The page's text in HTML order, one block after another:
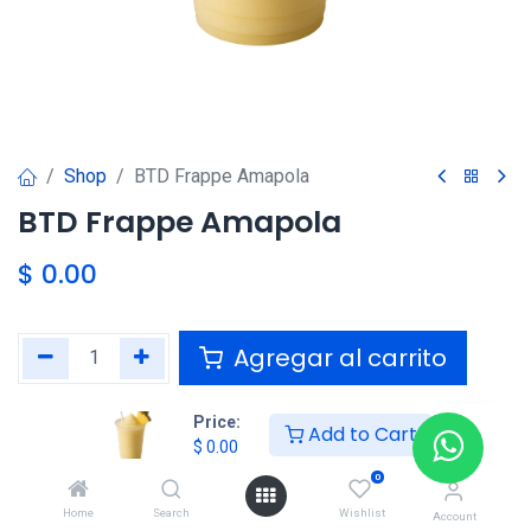
Price:
$ 0.00 Add to Cart
Home Search
0
Wishlist Account
Shop BTD Frappe Amapola
BTD Frappe Amapola
$ 0.00
Agregar al carrito
Agregar a la lista de deseos
Compartir :